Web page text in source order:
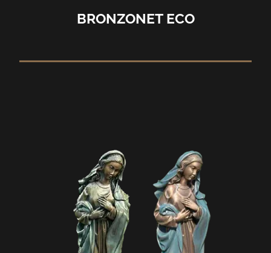
BRONZONET ECO